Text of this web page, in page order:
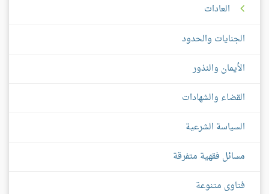
العادات
الجنايات والحدود
الأيمان والنذور
القضاء والشهادات
السياسة الشرعية
مسائل فقهية متفرقة
فتاوى متنوعة